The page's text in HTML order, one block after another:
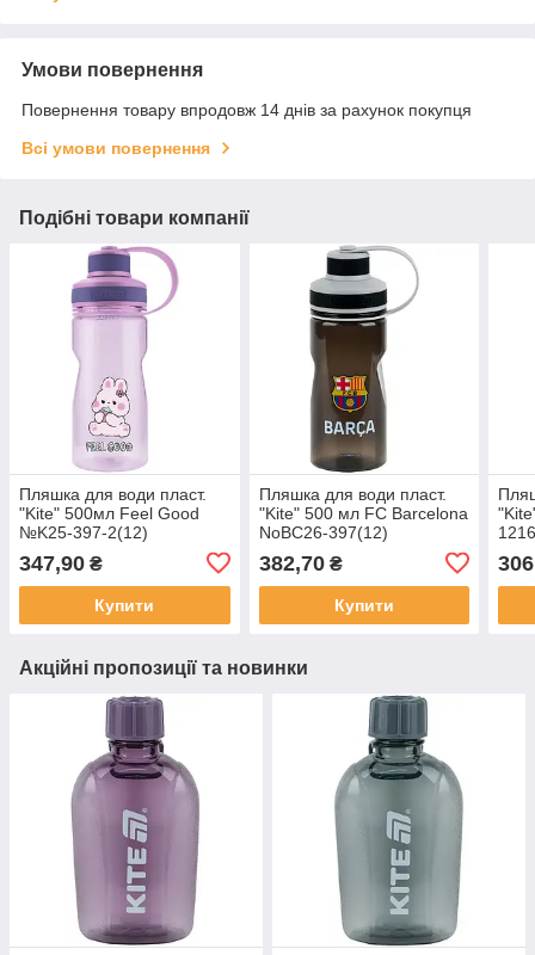
Умови повернення
Повернення товару впродовж 14 днів за рахунок покупця
Всі умови повернення
Подібні товари компанії
Пляшка для води пласт.
"Kite" 500мл Feel Good
№K25-397-2(12)
347,90 ₴
Купити
Пляшка для води пласт.
"Kite" 500 мл FC Barcelona
NoBC26-397(12)
382,70₴
Купити
Акційні пропозиції та новинки